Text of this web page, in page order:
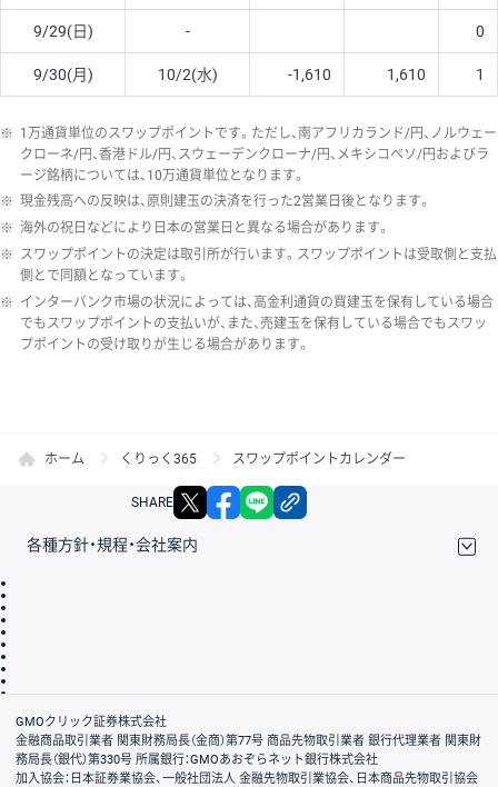
9/29(日) - 0
9/30(月) 10/2(水) -1,610 1,610 1
※ 1万通貨単位のスワップポイントです。ただし、南アフリカランド/円、ノルウェー
クローネ/円、香港ドル/円、スウェーデンクローナ/円、メキシコペソ/円およびラ
ージ銘柄については、10万通貨単位となります。
※ 現金残高への反映は、原則建玉の決済を行った2営業日後となります。
※ 海外の祝日などにより日本の営業日と異なる場合があります。
※ スワップポイントの決定は取引所が行います。スワップポイントは受取側と支払
側とで同額となっています。
※ インターバンク市場の状況によっては、高金利通貨の買建玉を保有している場合
でもスワップポイントの支払いが、また、売建玉を保有している場合でもスワッ
プポイントの受け取りが生じる場合があります。
ホーム くりっく365 スワップポイントカレンダー
SHARE X facebook
各種方針・規程・会社案内
会社案内
GMOクリック証券株式会社
金融商品取引業者 関東財務局長（金商）第77号 商品先物取引業者 銀行代理業者 関東財
務局長（銀代）第330号 所属銀行：GMOあおぞらネット銀行株式会社
加入協会：日本証券業協会、一般社団法人 金融先物取引業協会、日本商品先物取引協会